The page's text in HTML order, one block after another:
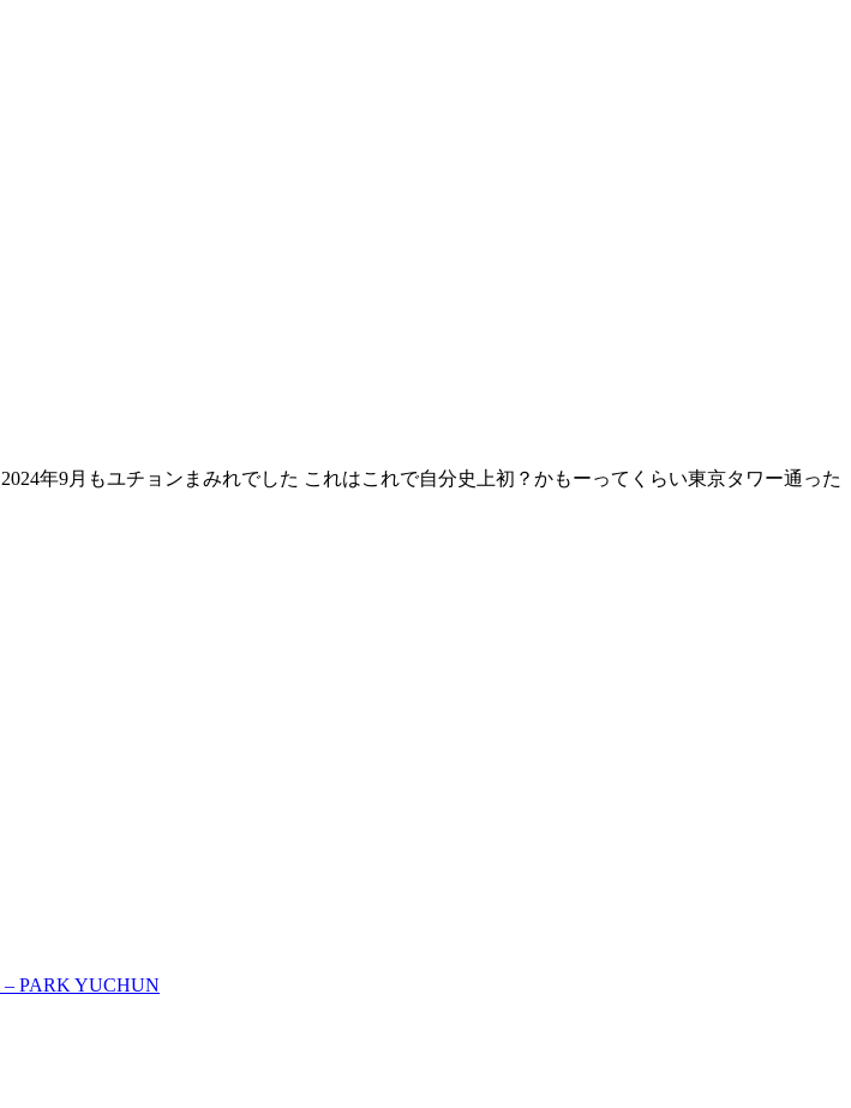
年9月もユチョンまみれでした これはこれで自分史上初？かもーってくらい東京タワー通った
– PARK YUCHUN